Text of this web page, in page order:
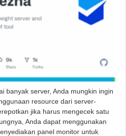
banyak server, Anda mungkin ingin
resource dari server-
jika harus mengecek satu
Anda dapat menggunakan
panel monitor untuk